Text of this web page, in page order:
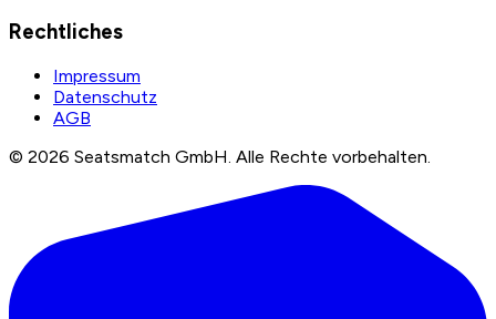
Rechtliches
Impressum
Datenschutz
AGB
© 2026 Seatsmatch GmbH. Alle Rechte vorbehalten.